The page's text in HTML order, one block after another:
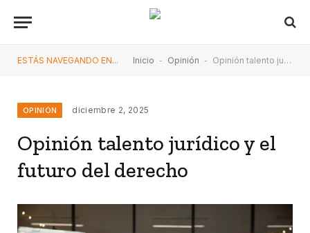
ESTÁS NAVEGANDO EN... Inicio - Opinión - Opinión talento jurídico y el futuro del derecho
OPINIÓN diciembre 2, 2025
Opinión talento jurídico y el
futuro del derecho